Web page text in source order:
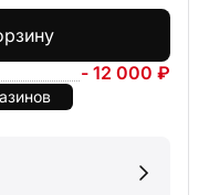
- 12 000 ₽